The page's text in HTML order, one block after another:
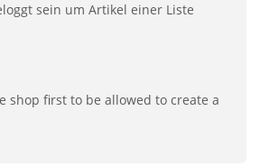
sein um Artikel einer Liste
shop first to be allowed to create a